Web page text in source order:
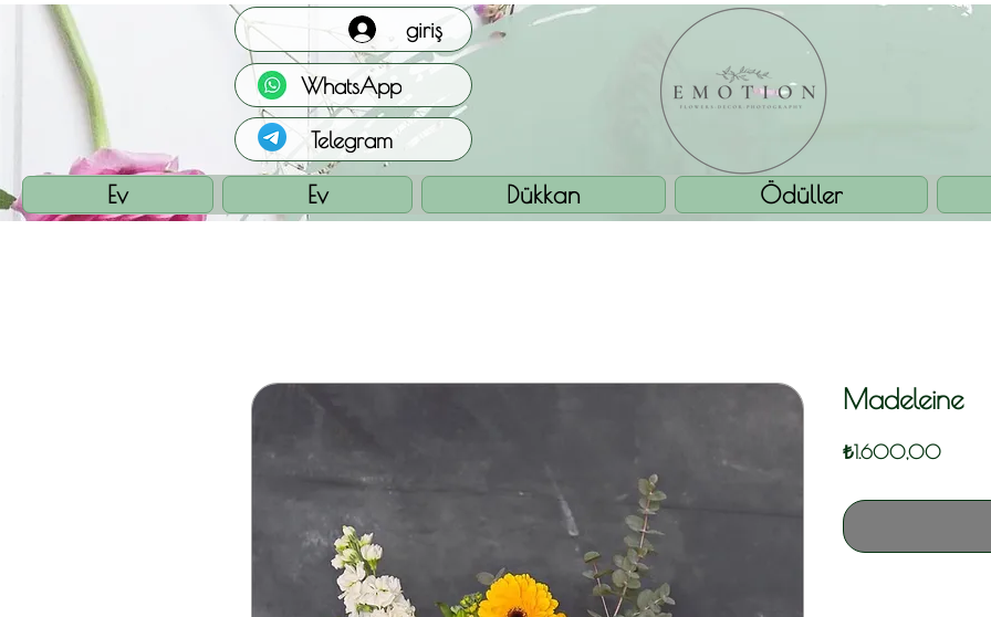
giriş
WhatsApp
Telegram
Ev Ev Dükkan Ödüller
Madeleine
₺1.600,00Fiyat